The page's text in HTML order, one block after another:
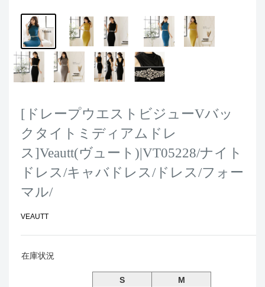
[ドレープウエストビジューVバッ
クタイトミディアムドレ
ス]Veautt(ヴュート)|VT05228/ナイト
ドレス/キャバドレス/ドレス/フォー
マル/
VEAUTT
在庫状況
S
M